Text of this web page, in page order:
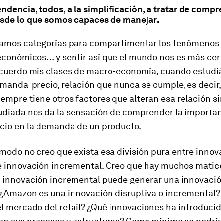
todos, a la simplificación, a tratar de
lo que somos capaces de manejar.
categorías para compartimentar los fenómenos
y sentir así que el mundo nos es más
mis clases de macro-economía, cuando
precio, relación que nunca se cumple, es
tiene otros factores que alteran esa relación
nos da la sensación de comprender la
en la demanda de un producto.
no creo que exista esa división pura entre
innovación incremental. Creo que hay muchos
innovación incremental puede generar una
es una innovación disruptiva o incremental?
mercado del retail? ¿Qué innovaciones ha